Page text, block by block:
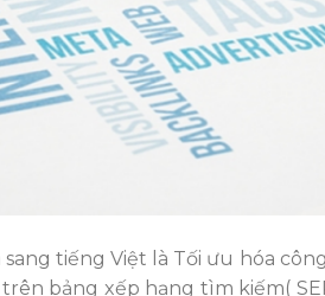
tiếng Việt là Tối ưu hóa
bảng xếp hạng tìm kiếm(